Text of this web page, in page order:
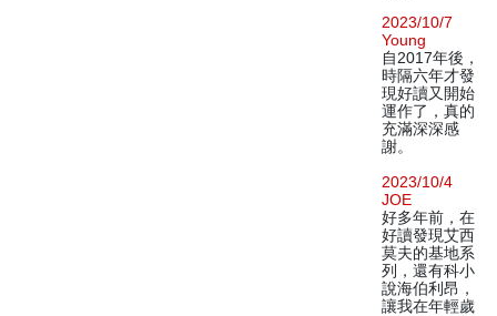
2023/10/7
Young
自2017年後，
時隔六年才發
現好讀又開始
運作了，真的
充滿深深感
謝。
2023/10/4
JOE
好多年前，在
好讀發現艾西
莫夫的基地系
列，還有科小
說海伯利昂，
讓我在年輕歲